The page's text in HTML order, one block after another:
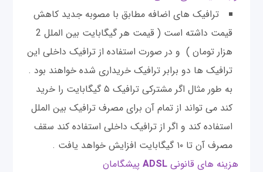
ترافیک های اضافه مطابق با مصوبه جدید کاهش
قیمت داشته است ( قیمت هر گیگابایت بین الملل 2
هزار تومان ) و در صورت استفاده از ترافیک داخلی این
ترافیک ها دو برابر ترافیک خریداری شده خواهند بود .
به طور مثال اگر مشترکی ترافیک ۵ گیگابایت را خرید
کند می تواند از تمام آن برای مصرف ترافیک بین الملل
استفاده کند و اگر از ترافیک داخلی استفاده کند سقف
مصرف آن تا ۱۰ گیگابایت افزایش خواهد یافت .
هزینه های قانونی ADSL
پیشگامان